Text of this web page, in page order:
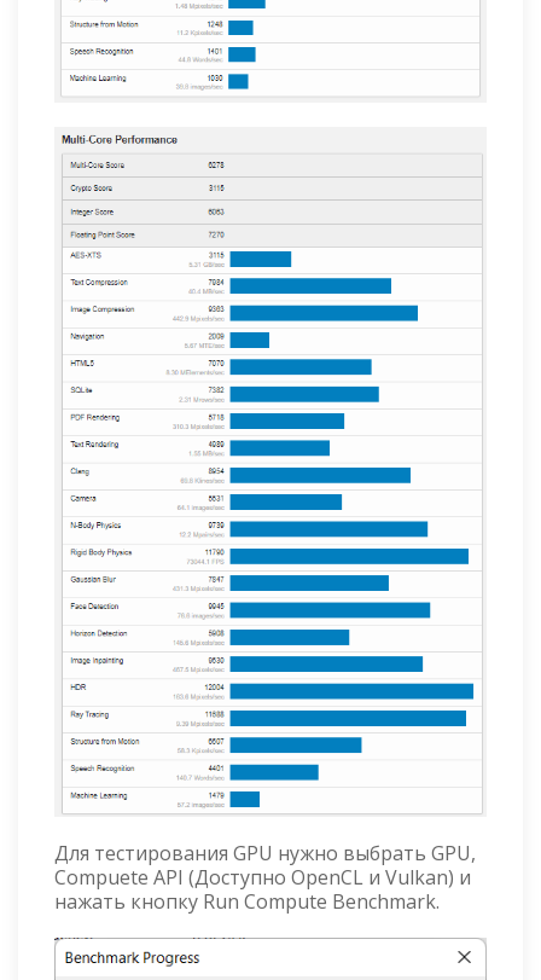
Для тестирования GPU нужно выбрать GPU,
Compuеte API (Доступно OpenCL и Vulkan) и
нажать кнопку Run Compute Benchmark.